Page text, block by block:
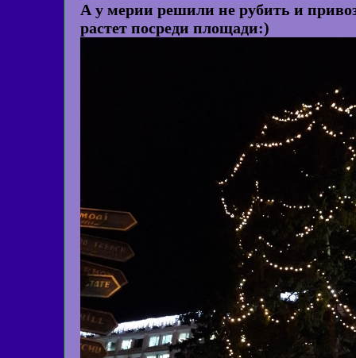
А у мерии решили не рубить и
растет посреди площади:)